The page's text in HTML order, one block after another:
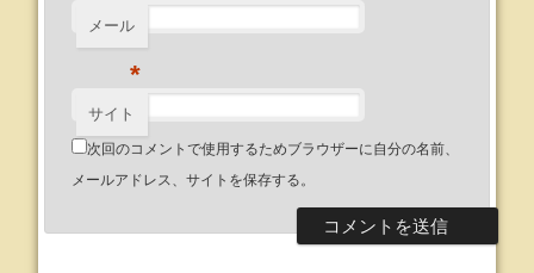
メール
*
サイト
次回のコメントで使用するためブラウザーに自分の名前、
メールアドレス、サイトを保存する。